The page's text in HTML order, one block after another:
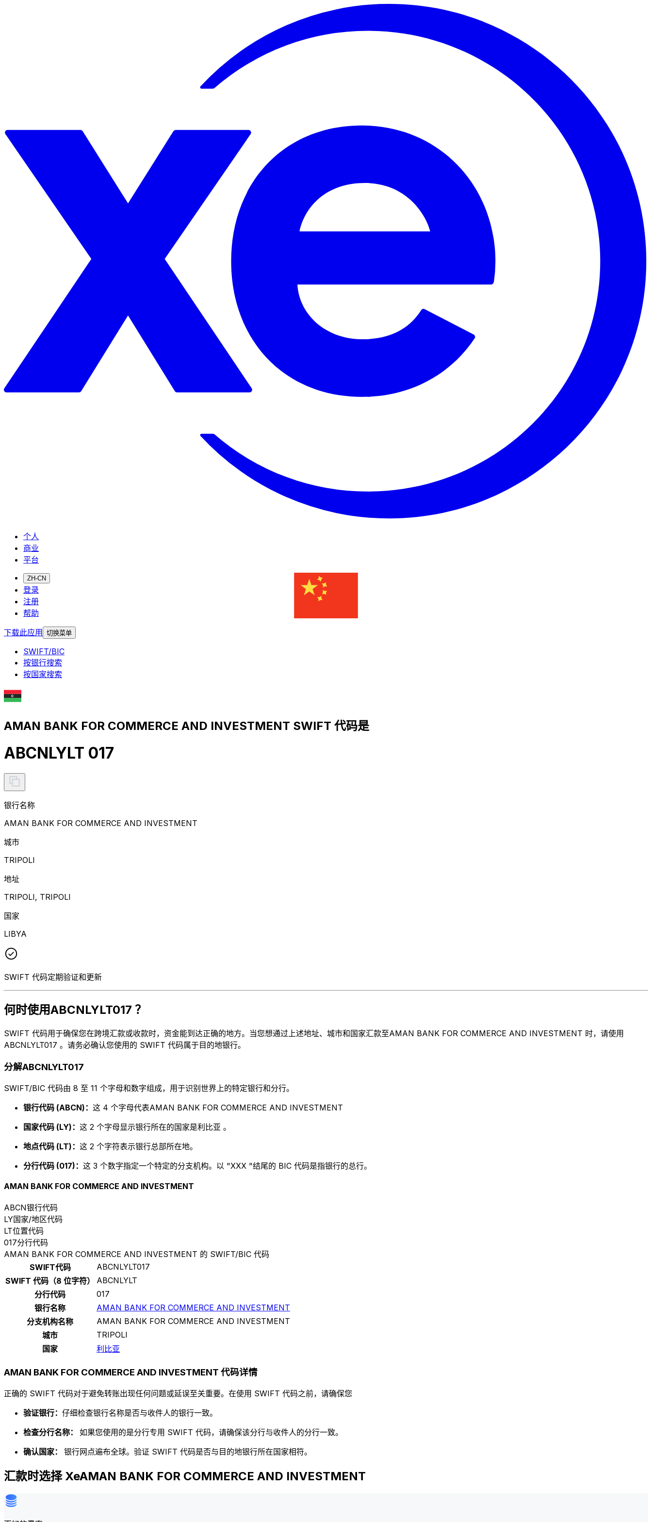
个人
商业
平台
ZH-CN
登录
注册
帮助
下载此应用 切换菜单
SWIFT/BIC
按银行搜索
按国家搜索
AMAN BANK FOR COMMERCE AND INVESTMENT SWIFT 代码是
ABCNLYLT 017
银行名称
AMAN BANK FOR COMMERCE AND INVESTMENT
城市
TRIPOLI
地址
TRIPOLI, TRIPOLI
国家
LIBYA
SWIFT 代码定期验证和更新
何时使用ABCNLYLT017 ？
SWIFT 代码用于确保您在跨境汇款或收款时，资金能到达正确的地方。当您想通过上述地址、城市和国家汇款至AMAN BANK FOR COMMERCE AND INVESTMENT 时，请使用
ABCNLYLT017 。请务必确认您使用的 SWIFT 代码属于目的地银行。
分解ABCNLYLT017
SWIFT/BIC 代码由 8 至 11 个字母和数字组成，用于识别世界上的特定银行和分行。
银行代码 (ABCN)： 这 4 个字母代表AMAN BANK FOR COMMERCE AND INVESTMENT
国家代码 (LY)： 这 2 个字母显示银行所在的国家是利比亚 。
地点代码 (LT)： 这 2 个字符表示银行总部所在地。
分行代码 (017)： 这 3 个数字指定一个特定的分支机构。以 "XXX "结尾的 BIC 代码是指银行的总行。
AMAN BANK FOR COMMERCE AND INVESTMENT
ABCN银行代码
LY国家/地区代码
LT位置代码
017分行代码
AMAN BANK FOR COMMERCE AND INVESTMENT 的 SWIFT/BIC 代码
SWIFT代码
ABCNLYLT017
SWIFT 代码（8 位字符）
ABCNLYLT
分行代码
017
银行名称
AMAN BANK FOR COMMERCE AND INVESTMENT
分支机构名称
AMAN BANK FOR COMMERCE AND INVESTMENT
城市
TRIPOLI
国家
利比亚
AMAN BANK FOR COMMERCE AND INVESTMENT 代码详情
正确的 SWIFT 代码对于避免转账出现任何问题或延误至关重要。在使用 SWIFT 代码之前，请确保您
验证银行： 仔细检查银行名称是否与收件人的银行一致。
检查分行名称： 如果您使用的是分行专用 SWIFT 代码，请确保该分行与收件人的分行一致。
确认国家： 银行网点遍布全球。验证 SWIFT 代码是否与目的地银行所在国家相符。
汇款时选择 XeAMAN BANK FOR COMMERCE AND INVESTMENT